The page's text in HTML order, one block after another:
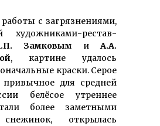
работы с загрязнениями,
худож­ника­ми-рес­тав­
Замковым иА.А.
, картине удалось
краски. Серое
привычное для средней
белёсое утреннее
более заметными
открылась